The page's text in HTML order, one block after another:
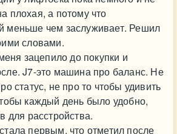
плохая, а потому что
меньше чем заслуживает. Решил
словами.
зацепило до покупки и
J7-это машина про баланс. Не
статус, не про то чтобы удивить
каждый день было удобно,
для расстройства.
первым, что отметил после